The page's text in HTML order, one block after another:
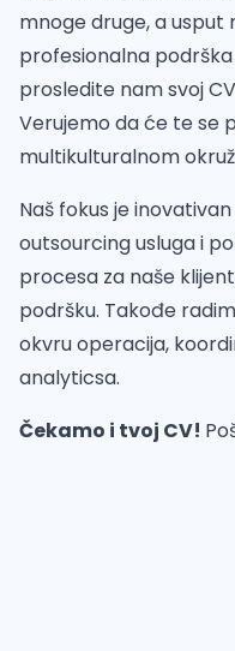
mnoge druge, a usput
profesionalna
prosledite nam svoj
Verujemo da će te se
multikulturalnom
Naš fokus je
outsourcing usluga i
procesa za naše
podršku. Takođe
okvru operacija,
analyticsa.
Čekamo i tvoj CV!